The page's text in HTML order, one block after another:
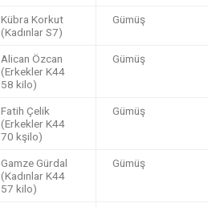
Kübra Korkut
(Kadınlar S7)
Gümüş
Alican Özcan
(Erkekler K44
58 kilo)
Gümüş
Fatih Çelik
(Erkekler K44
70 kşilo)
Gümüş
Gamze Gürdal
(Kadınlar K44
57 kilo)
Gümüş